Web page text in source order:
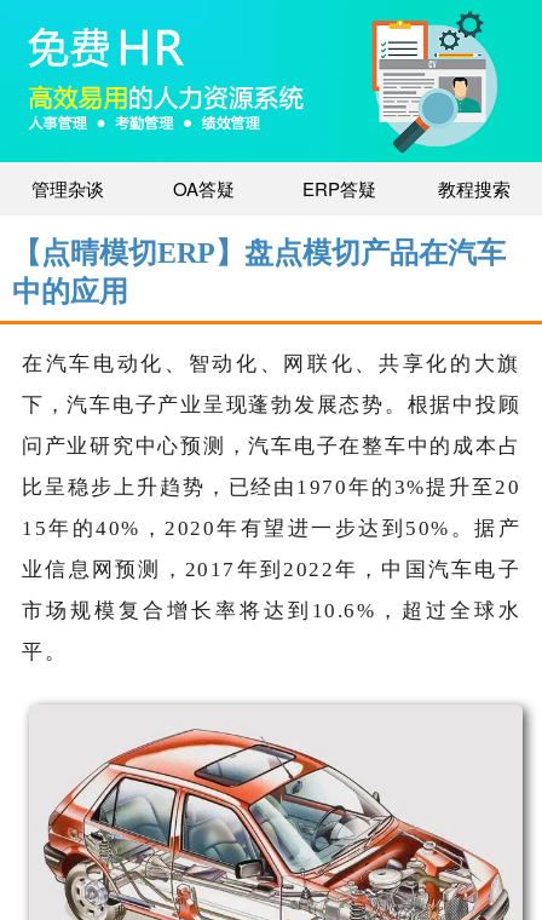
管理杂谈 OA答疑 ERP答疑 教程搜索
【点晴模切ERP】盘点模切产品在汽车
中的应用
在汽车电动化、智动化、网联化、共享化的大旗
下，汽车电子产业呈现蓬勃发展态势。根据中投顾
问产业研究中心预测，汽车电子在整车中的成本占
比呈稳步上升趋势，已经由1970年的3%提升至20
15年的40%，2020年有望进一步达到50%。据产
业信息网预测，2017年到2022年，中国汽车电子
市场规模复合增长率将达到10.6%，超过全球水
平。